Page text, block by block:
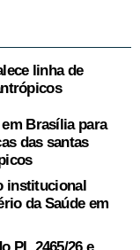
linha de
Brasília para
das santas
institucional
da Saúde em